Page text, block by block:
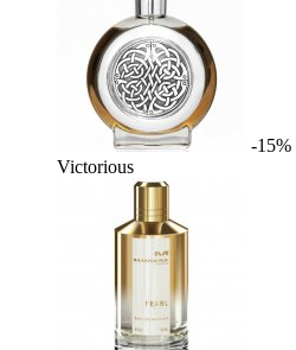
-15%
Victorious